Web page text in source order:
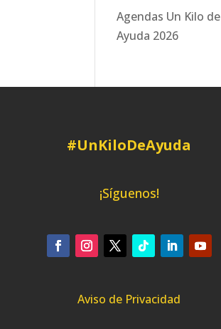
Agendas Un Kilo de
Ayuda 2026
#UnKiloDeAyuda
¡Síguenos!
Aviso de Privacidad